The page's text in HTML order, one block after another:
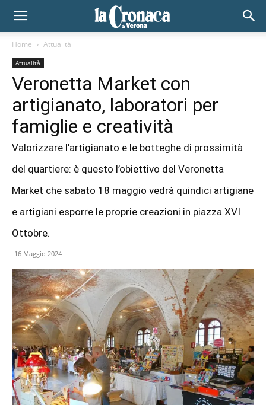
Home Attualità
Attualità
Veronetta Market con
artigianato, laboratori per
famiglie e creatività
Valorizzare l’artigianato e le botteghe di prossimità
del quartiere: è questo l’obiettivo del Veronetta
Market che sabato 18 maggio vedrà quindici artigiane
e artigiani esporre le proprie creazioni in piazza XVI
Ottobre.
16 Maggio 2024